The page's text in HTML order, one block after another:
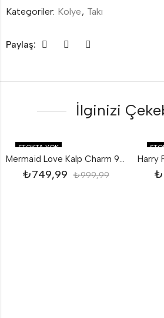
Kategoriler: Kolye, Takı
Paylaş:
İlginizi
STOKTA YOK
₺749,99 ₺999,99 ₺